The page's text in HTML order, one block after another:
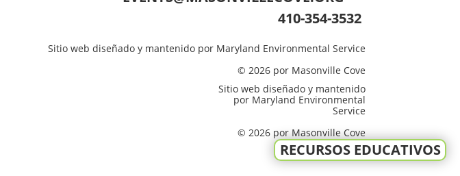
RECURSOS EDUCATIVOS
410-354-3532
Sitio web diseñado y mantenido por Maryland Environmental Service
© 2026 por Masonville Cove
Sitio web diseñado y mantenido
por Maryland Environmental
Service
© 2026 por Masonville Cove